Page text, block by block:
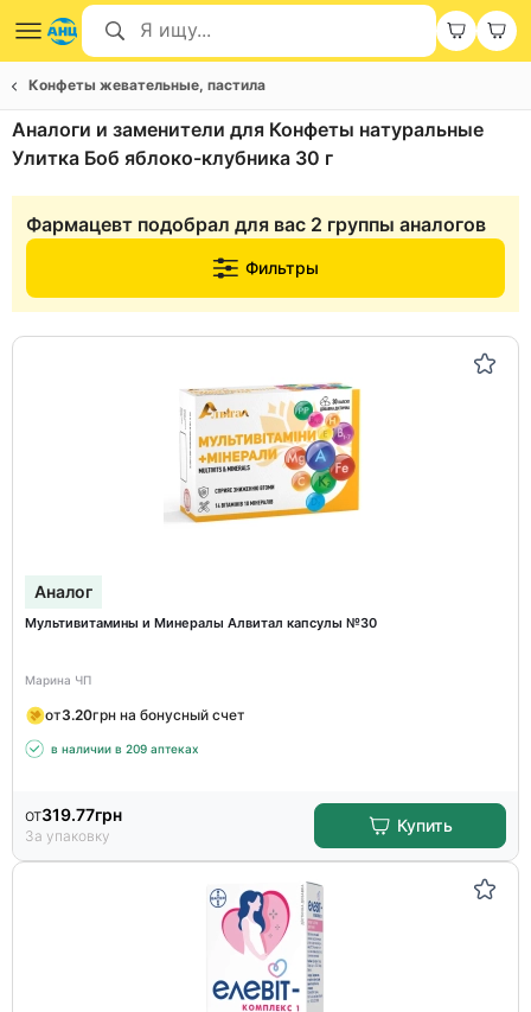
Конфеты жевательные, пастила
Аналоги и заменители для Конфеты натуральные
Улитка Боб яблоко-клубника 30 г
Фармацевт подобрал для вас 2 группы аналогов
Фильтры
Аналог
Мультивитамины и Минералы Алвитал капсулы №30
Марина ЧП
от3.20грн на бонусный счет
в наличии в 209 аптеках
от319.77грн
За упаковку
Купить